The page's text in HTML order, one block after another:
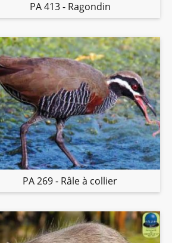
PA 413 - Ragondin
PA 269 - Râle à collier